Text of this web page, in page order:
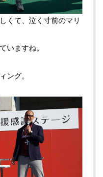
くて、泣く寸前のマリ
いますね。
ング。